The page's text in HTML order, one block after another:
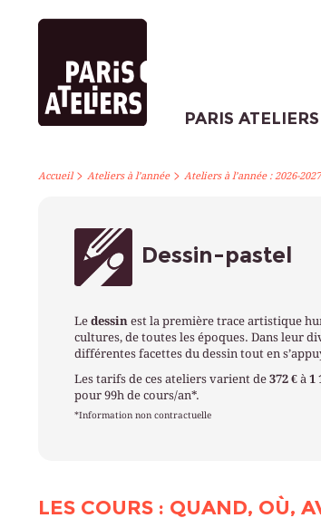
PARIS ATELIERS
Accueil> Ateliers à l’année> Ateliers à l’année : 2026-2027
Dessin-pastel
Le dessin est la première trace artistique
cultures, de toutes les époques. Dans leur
différentes facettes du dessin tout en
Les tarifs de ces ateliers varient de 372 € à 1
pour 99h de cours/an*.
*Information non contractuelle
LES COURS : QUAND, OÙ,